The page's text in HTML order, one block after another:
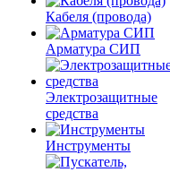
Кабеля (провода)
Арматура СИП
Электрозащитные
средства
Инструменты